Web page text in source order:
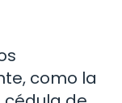
como la